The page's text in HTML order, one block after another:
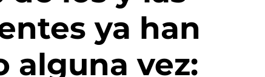
ya han
alguna vez: